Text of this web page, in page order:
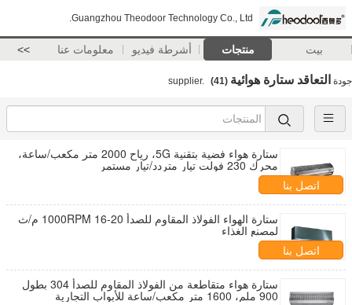
Guangzhou Theodoor Technology Co., Ltd.
بيت منتجات أشرطة فيديو معلومات عنا >>
جودة التعاقد ستارة هوائية (41)
ستارة هواء فضية بتقنية 5G، رياح 2000 متر مكعب/ساعة،
محرك 230 فولت تيار متردد/تيار مستمر
اتصل بنا
ستارة الهواء الفولاذ المقاوم للصدأ 1000RPM 16-20 م/ث
لمصنع الغذاء
اتصل بنا
ستارة هواء متقاطعة من الفولاذ المقاوم للصدأ 304 بطول
900 ملم، 1600 متر مكعب/ساعة للأبواب التجارية